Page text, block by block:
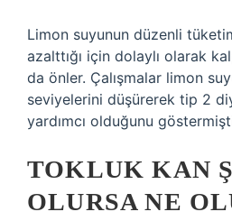
Limon suyunun düzenli
azalttığı için dolaylı olarak
da önler. Çalışmalar limon
seviyelerini düşürerek tip 2
yardımcı olduğunu
TOKLUK KAN
OLURSA NE